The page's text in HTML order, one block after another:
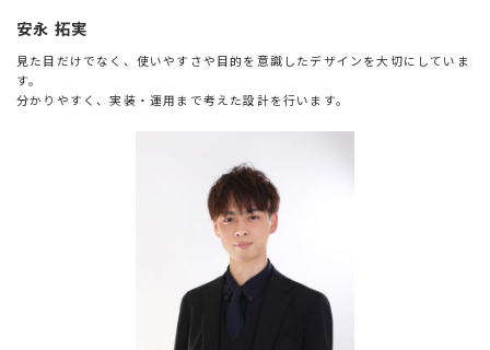
安永 拓実
見た目だけでなく、使いやすさや目的を意識したデザインを大切にしていま
す。
分かりやすく、実装・運用まで考えた設計を行います。